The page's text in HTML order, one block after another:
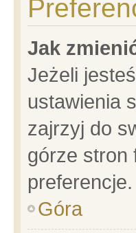
Jak
Jeżeli
ustawienia
zajrzyj do
górze stron
preferencje.
Góra